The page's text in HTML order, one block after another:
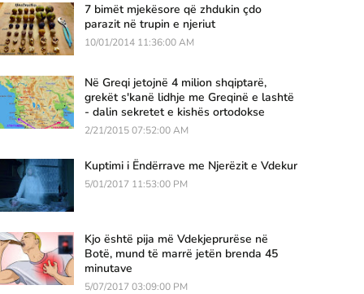
7 bimët mjekësore që zhdukin çdo
parazit në trupin e njeriut
10/01/2014 11:36:00 AM
Në Greqi jetojnë 4 milion shqiptarë,
grekët s'kanë lidhje me Greqinë e lashtë
- dalin sekretet e kishës ortodokse
2/21/2015 07:52:00 AM
Kuptimi i Ëndërrave me Njerëzit e Vdekur
5/01/2017 11:53:00 PM
Kjo është pija më Vdekjeprurëse në
Botë, mund të marrë jetën brenda 45
minutave
5/07/2017 03:09:00 PM